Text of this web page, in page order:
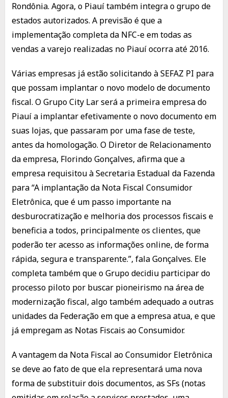
Rondônia. Agora, o Piauí também integra o grupo de
estados autorizados. A previsão é que a
implementação completa da NFC-e em todas as
vendas a varejo realizadas no Piauí ocorra até 2016.
Várias empresas já estão solicitando à SEFAZ PI para
que possam implantar o novo modelo de documento
fiscal. O Grupo City Lar será a primeira empresa do
Piauí a implantar efetivamente o novo documento em
suas lojas, que passaram por uma fase de teste,
antes da homologação. O Diretor de Relacionamento
da empresa, Florindo Gonçalves, afirma que a
empresa requisitou à Secretaria Estadual da Fazenda
para “A implantação da Nota Fiscal Consumidor
Eletrônica, que é um passo importante na
desburocratização e melhoria dos processos fiscais e
beneficia a todos, principalmente os clientes, que
poderão ter acesso as informações online, de forma
rápida, segura e transparente.”, fala Gonçalves. Ele
completa também que o Grupo decidiu participar do
processo piloto por buscar pioneirismo na área de
modernização fiscal, algo também adequado a outras
unidades da Federação em que a empresa atua, e que
já empregam as Notas Fiscais ao Consumidor.
A vantagem da Nota Fiscal ao Consumidor Eletrônica
se deve ao fato de que ela representará uma nova
forma de substituir dois documentos, as SFs (notas